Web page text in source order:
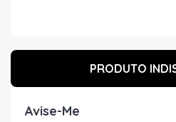
PRODUTO
Avise-Me